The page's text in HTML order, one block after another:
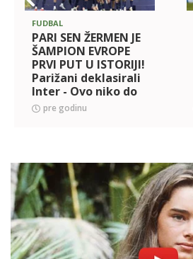
FUDBAL
PARI SEN ŽERMEN JE
ŠAMPION EVROPE
PRVI PUT U ISTORIJI!
Parižani deklasirali
Inter - Ovo niko do
sada nije uradio
pre godinu